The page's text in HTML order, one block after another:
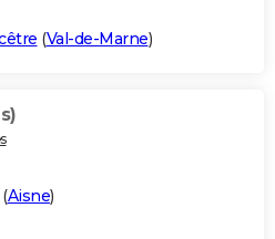
(Val-de-Marne)
Aisne)